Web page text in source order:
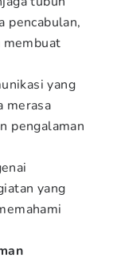
pencabulan,
membuat
yang
merasa
pengalaman
yang